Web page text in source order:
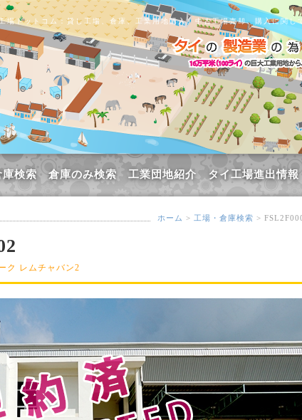
場ドットコム：貸し工場、倉庫、工業用地購入、中古工場売却、購入に関
庫検索 倉庫のみ検索 工業団地紹介 タイ工場進出情報
ホーム > 工場・倉庫検索 >
ク レムチャバン2